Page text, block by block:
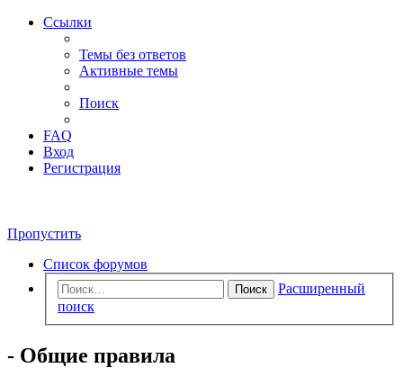
Ссылки
Темы без ответов
Активные темы
Поиск
FAQ
Вход
Регистрация
Пропустить
Список форумов
Поиск
Расширенный
поиск
- Общие правила